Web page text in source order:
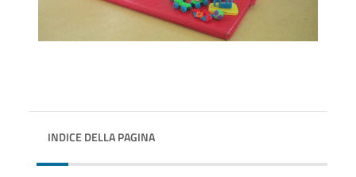
INDICE DELLA PAGINA